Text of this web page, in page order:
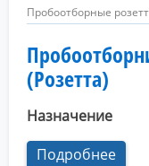
Пробоотборные
(Розетта)
Назначение
Подробнее